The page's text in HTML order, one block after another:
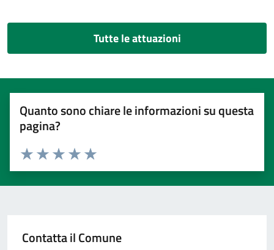
Tutte le attuazioni
Quanto sono chiare le informazioni su questa
pagina?
Valuta 5 stelle su 5
Valuta 4 stelle su 5
Valuta 3 stelle su 5
Valuta 2 stelle su 5
Valuta 1 stelle su 5
Contatta il Comune